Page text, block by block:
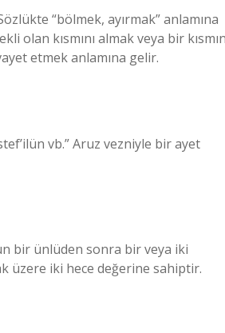
“bölmek, ayırmak” anlamına
kısmını almak veya bir
etmek anlamına gelir.
bir ünlüden sonra bir veya iki
üzere iki hece değerine sahiptir.